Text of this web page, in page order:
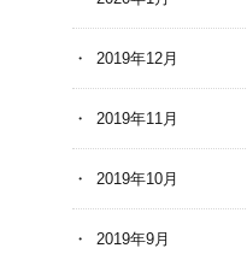
2019年12月
2019年11月
2019年10月
2019年9月